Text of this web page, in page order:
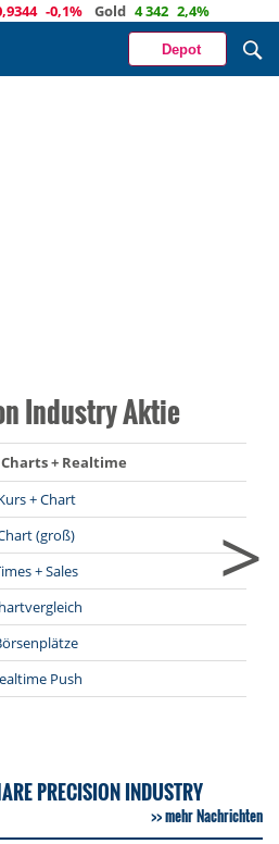
-0,1% Gold 4 342 2,4%
Depot
Industry Aktie
+ Realtime
+ Chart
(groß)
+ Sales
Push
>
PRECISION INDUSTRY
mehr Nachrichten